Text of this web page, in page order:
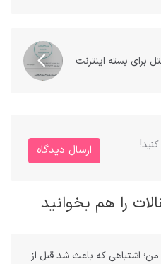
برای بسته اینترنت
ارسال دیدگاه
را هم بخوانید
اشتباهی که باعث شد قبل از